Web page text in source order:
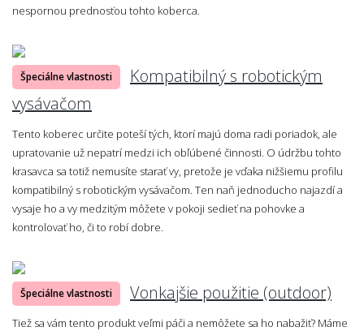
nespornou prednosťou tohto koberca.
Špeciálne vlastnosti
Kompatibilný s robotickým
vysávačom
Tento koberec určite poteší tých, ktorí majú doma radi poriadok, ale
upratovanie už nepatrí medzi ich obľúbené činnosti. O údržbu tohto
krasavca sa totiž nemusíte starať vy, pretože je vďaka nižšiemu profilu
kompatibilný s robotickým vysávačom. Ten naň jednoducho najazdí a
vysaje ho a vy medzitým môžete v pokoji sedieť na pohovke a
kontrolovať ho, či to robí dobre.
Špeciálne vlastnosti Vonkajšie použitie (outdoor)
Tiež sa vám tento produkt veľmi páči a nemôžete sa ho nabažiť? Máme